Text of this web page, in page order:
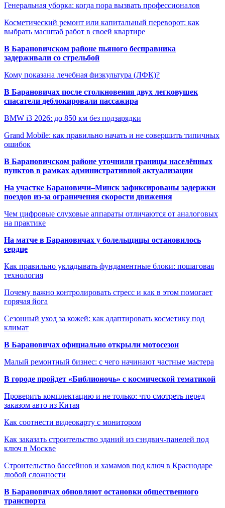
Генеральная уборка: когда пора вызвать профессионалов
Косметический ремонт или капитальный переворот: как
выбрать масштаб работ в своей квартире
В Барановичском районе пьяного бесправника
задерживали со стрельбой
Кому показана лечебная физкультура (ЛФК)?
В Барановичах после столкновения двух легковушек
спасатели деблокировали пассажира
BMW i3 2026: до 850 км без подзарядки
Grand Mobile: как правильно начать и не совершить типичных
ошибок
В Барановичском районе уточнили границы населённых
пунктов в рамках административной актуализации
На участке Барановичи–Минск зафиксированы задержки
поездов из-за ограничения скорости движения
Чем цифровые слуховые аппараты отличаются от аналоговых
на практике
На матче в Барановичах у болельщицы остановилось
сердце
Как правильно укладывать фундаментные блоки: пошаговая
технология
Почему важно контролировать стресс и как в этом помогает
горячая йога
Сезонный уход за кожей: как адаптировать косметику под
климат
В Барановичах официально открыли мотосезон
Малый ремонтный бизнес: с чего начинают частные мастера
В городе пройдет «Библионочь» с космической тематикой
Проверить комплектацию и не только: что смотреть перед
заказом авто из Китая
Как соотнести видеокарту с монитором
Как заказать строительство зданий из сэндвич-панелей под
ключ в Москве
Строительство бассейнов и хамамов под ключ в Краснодаре
любой сложности
В Барановичах обновляют остановки общественного
транспорта